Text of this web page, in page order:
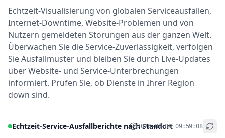
Echtzeit-Visualisierung von globalen Serviceausfällen,
Internet-Downtime, Website-Problemen und von
Nutzern gemeldeten Störungen aus der ganzen Welt.
Überwachen Sie die Service-Zuverlässigkeit, verfolgen
Sie Ausfallmuster und bleiben Sie durch Live-Updates
über Website- und Service-Unterbrechungen
informiert. Prüfen Sie, ob Dienste in Ihrer Region
down sind.
Echtzeit-Service-Ausfallberichte nach Standort
2026-08-09 09:59:08
+